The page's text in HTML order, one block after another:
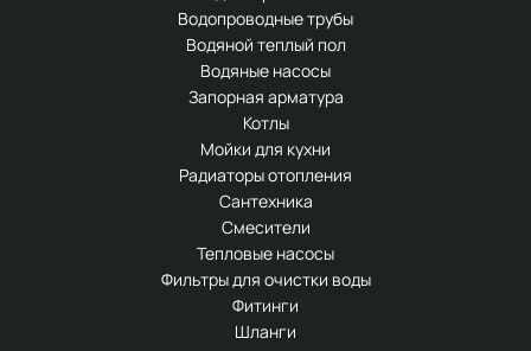
Водопроводные трубы
Водяной теплый пол
Водяные насосы
Запорная арматура
Котлы
Мойки для кухни
Радиаторы отопления
Сантехника
Смесители
Тепловые насосы
Фильтры для очистки воды
Фитинги
Шланги